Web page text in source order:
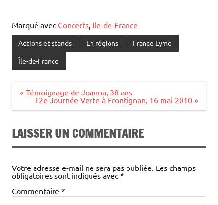
Marqué avec Concerts Ile-de-France
Actions et stands En régions France Lyme
Île-de-France
Navigation
« Témoignage de Joanna, 38 ans
12e Journée Verte à Frontignan, 16 mai 2010 »
LAISSER UN COMMENTAIRE
Votre adresse e-mail ne sera pas publiée. Les champs
obligatoires sont indiqués avec *
Commentaire *